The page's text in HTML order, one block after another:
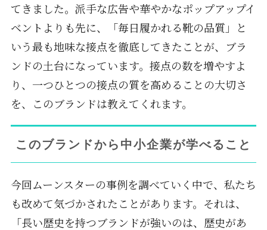
てきました。派手な広告や華やかなポップアップイ
ベントよりも先に、「毎日履かれる靴の品質」と
いう最も地味な接点を徹底してきたことが、ブラ
ンドの土台になっています。接点の数を増やすよ
り、一つひとつの接点の質を高めることの大切さ
を、このブランドは教えてくれます。
このブランドから中小企業が学べること
今回ムーンスターの事例を調べていく中で、私たち
も改めて気づかされたことがあります。それは、
「長い歴史を持つブランドが強いのは、歴史があ